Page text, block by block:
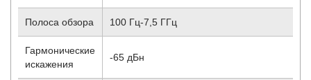
Полоса обзора 100 Гц-7,5 ГГц
Гармонические
искажения
-65 дБн